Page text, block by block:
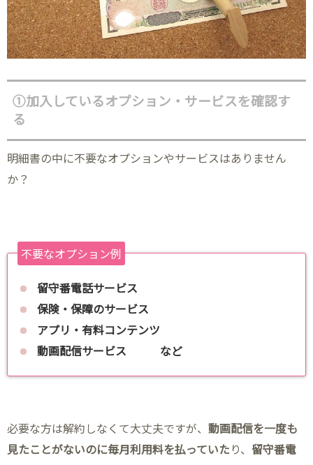
①加入しているオプション・サービスを確認す
る
明細書の中に不要なオプションやサービスはありません
か？
不要なオプション例
留守番電話サービス
保険・保障のサービス
アプリ・有料コンテンツ
動画配信サービス など
必要な方は解約しなくて大丈夫ですが、 動画配信を一度も
見たことがないのに毎月利用料を払っていた り、 留守番電